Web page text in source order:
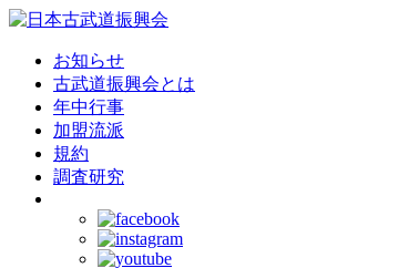
お知らせ
古武道振興会とは
年中行事
加盟流派
規約
調査研究